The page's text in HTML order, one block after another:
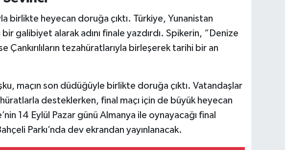
birlikte heyecan doruğa çıktı. Türkiye, Yunanistan
bir galibiyet alarak adını finale yazdırdı. Spikerin, “Denize
tezahüratlarıyla birleşerek tarihi bir an
maçın son düdüğüyle birlikte doruğa çıktı. Vatandaşlar
desteklerken, final maçı için de büyük heyecan
14 Eylül Pazar günü Almanya ile oynayacağı final
Parkı’nda dev ekrandan yayınlanacak.